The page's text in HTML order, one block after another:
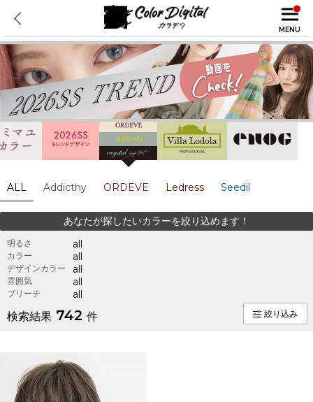
MENU
ALL Addicthy ORDEVE Ledress Seedil
あなたが探したいカラーを絞り込めます！
明るさ all
カラー all
デザインカラー all
雰囲気 all
ブリーチ all
検索結果 742 件 絞り込み